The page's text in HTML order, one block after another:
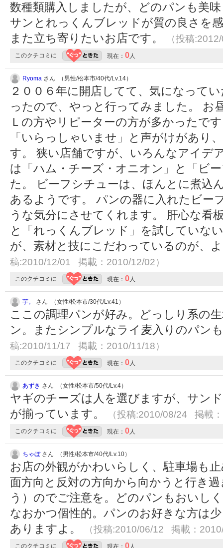
数種類購入しましたが、どのパンも美
サンとれっくんブレッドが質の良さを
また立ち寄りたいお店です。
（投稿
このクチコミに 現在： 0人
Ryoma さん （男性/松本市/40代/Lv.14）
２００６年に開店してて、気になって
ったので、やっと行ってみました。 お
Ｌの方やリピーターの方が多かったで
「いらっしゃいませ」と声がけがあり
す。 狭い店舗ですが、いろんなアイデ
は「ハム・チーズ・オニオン」と「ビ
た。 ビーフシチューは、ほんとに煮込
あるようです。 パンの器に入れたビー
うな気分にさせてくれます。 肝心な看
と「れっくんブレッド」を試していな
が、素材と技にこだわっているのが、
稿:2010/12/01 掲載：2010/12/02）
このクチコミに 現在： 0人
芋。 さん （女性/松本市/30代/Lv.41）
ここの調理パンが好み。どっしり系の
ン。またシンプルなライ麦入りのパン
稿:2010/11/17 掲載：2010/11/18）
このクチコミに 現在： 0人
あずき さん （女性/松本市/50代/Lv.4）
ヤギのチーズは人を選びますが、サン
が揃っています。
（投稿:2010/08/24 掲載
このクチコミに 現在： 0人
ちゃぼさん （男性/松本市/40代/Lv.10）
お店の外観がかわいらしく、駐車場も
面方向と反対の方向から向かうと行き
う）のでご注意を。どのパンもおいし
なおかつ個性的。パンのお好きな方は
ありますよ。
（投稿:2010/06/12 掲載：
このクチコミに 現在： 0 人